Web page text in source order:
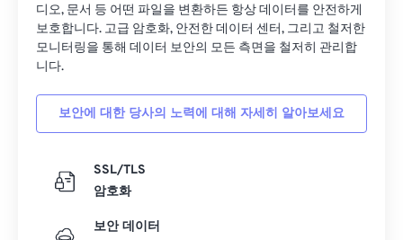
디오, 문서 등 어떤 파일을 변환하든 항상 데이터를 안전하게
보호합니다. 고급 암호화, 안전한 데이터 센터, 그리고 철저한
모니터링을 통해 데이터 보안의 모든 측면을 철저히 관리합
니다.
보안에 대한 당사의 노력에 대해 자세히 알아보세요
SSL/TLS
암호화
보안 데이터